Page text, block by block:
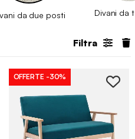
da due posti Divani da
Filtra
OFFERTE -30%